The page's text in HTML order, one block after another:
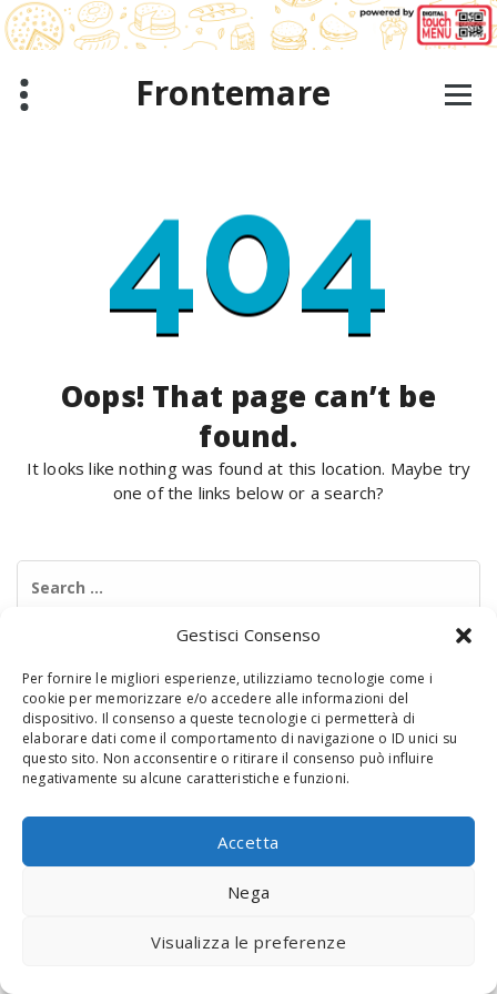
Gestisci Consenso
Per fornire le migliori esperienze, utilizziamo tecnologie come i
cookie per memorizzare e/o accedere alle informazioni del
dispositivo. Il consenso a queste tecnologie ci permetterà di
elaborare dati come il comportamento di navigazione o ID unici su
questo sito. Non acconsentire o ritirare il consenso può influire
negativamente su alcune caratteristiche e funzioni.
Accetta
Nega
Visualizza le preferenze
Skip
to
content
Frontemare
404
Oops! That page can’t be
found.
It looks like nothing was found at this location. Maybe try
one of the links below or a search?
© 2020 Digital Touch Menu. Menu realizzato da